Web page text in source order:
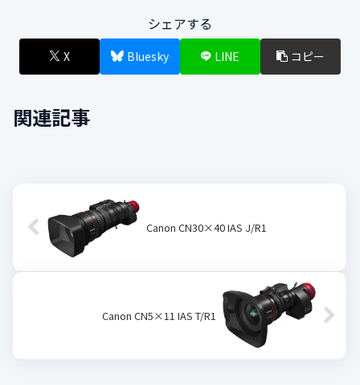
シェアする
X Bluesky LINE コピー
関連記事
Canon CN30×40 IAS J/R1
Canon CN5×11 IAS T/R1